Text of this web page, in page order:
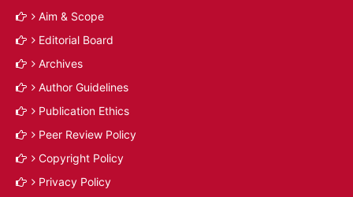
Aim & Scope
Editorial Board
Archives
Author Guidelines
Publication Ethics
Peer Review Policy
Copyright Policy
Privacy Policy